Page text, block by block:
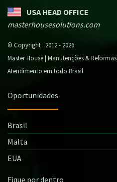
USA HEAD OFFICE
masterhousesolutions.com
© Copyright 2012 - 2026
Master House | Manutenções & Reformas
Atendimento em todo Brasil
Oportunidades
Brasil
Malta
EUA
Fique por dentro